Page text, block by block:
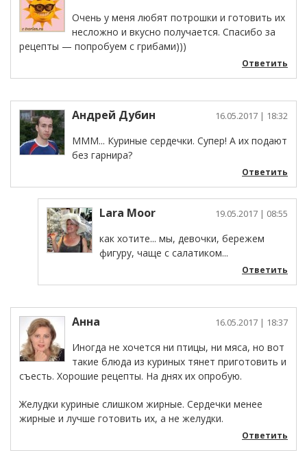
Очень у меня любят потрошки и готовить их
несложно и вкусно получается. Спасибо за
рецепты — попробуем с грибами)))
Ответить
Андрей Дубин 16.05.2017 | 18:32
МММ... Куриные сердечки. Супер! А их подают
без гарнира?
Ответить
Lara Moor 19.05.2017 | 08:55
как хотите... мы, девочки, бережем
фигуру, чаще с салатиком...
Ответить
Анна 16.05.2017 | 18:37
Иногда не хочется ни птицы, ни мяса, но вот
такие блюда из куриных тянет приготовить и
съесть. Хорошие рецепты. На днях их опробую.
Желудки куриные слишком жирные. Сердечки менее
жирные и лучше готовить их, а не желудки.
Ответить